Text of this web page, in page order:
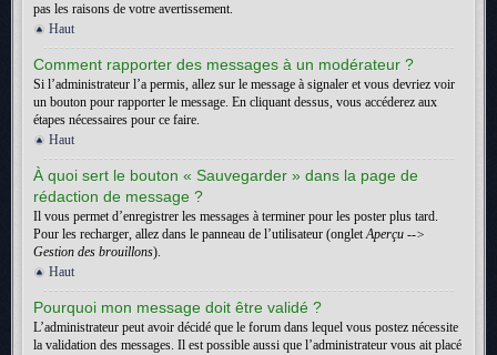
pas les raisons de votre avertissement.
Haut
Comment rapporter des messages à un modérateur ?
Si l’administrateur l’a permis, allez sur le message à signaler et vous devriez voir
un bouton pour rapporter le message. En cliquant dessus, vous accéderez aux
étapes nécessaires pour ce faire.
Haut
À quoi sert le bouton « Sauvegarder » dans la page de
rédaction de message ?
Il vous permet d’enregistrer les messages à terminer pour les poster plus tard.
Pour les recharger, allez dans le panneau de l’utilisateur (ongletAperçu -->
Gestion des brouillons).
Haut
Pourquoi mon message doit être validé ?
L’administrateur peut avoir décidé que le forum dans lequel vous postez nécessite
la validation des messages. Il est possible aussi que l’administrateur vous ait placé